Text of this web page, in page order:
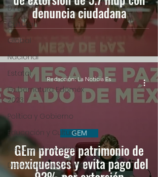
DIFEM
Cultura
Global
Nacional
Estatal
Gubernatura Edoméx
2023
Política y Gobierno
Educación y Cultura
Seguridad y Justicia
Denuncia Ciudadana
denuncia ciudadana
GEm protege patrimonio de
mexiquenses y evita pago del
GEM
Redacción: La Noticia Es